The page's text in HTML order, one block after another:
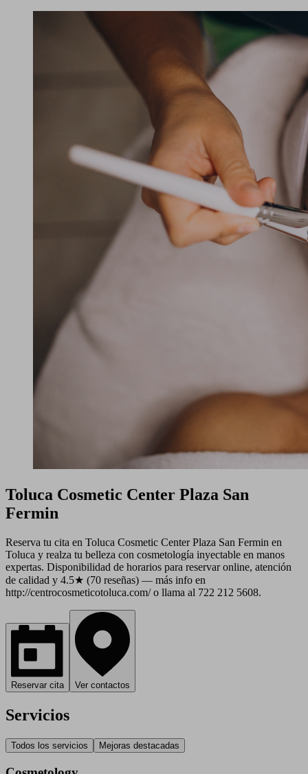
Toluca Cosmetic Center Plaza San
Fermin
Reserva tu cita en Toluca Cosmetic Center Plaza San Fermin en
Toluca y realza tu belleza con cosmetología inyectable en manos
expertas. Disponibilidad de horarios para reservar online, atención
de calidad y 4.5★ (70 reseñas) — más info en
http://centrocosmeticotoluca.com/ o llama al 722 212 5608.
Reservar cita Ver contactos
Servicios
Todos los servicios Mejoras destacadas